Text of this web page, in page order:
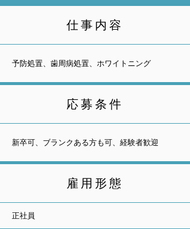
仕事内容
予防処置、歯周病処置、ホワイトニング
応募条件
新卒可、ブランクある方も可、経験者歓迎
雇用形態
正社員